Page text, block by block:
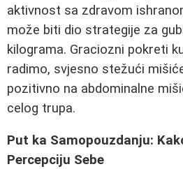
aktivnost sa zdravom
može biti dio strategije za
kilograma. Graciozni pokreti
radimo, svjesno stežući
pozitivno na abdominalne
celog trupa.
Put ka Samopouzdanju:
Percepciju Sebe